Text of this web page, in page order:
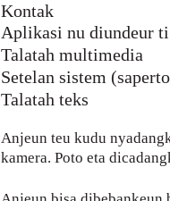
Kontak
Aplikasi nu diundeur
Talatah multimedia
Setelan sistem
Talatah teks
Anjeun teu kudu
kamera. Poto eta